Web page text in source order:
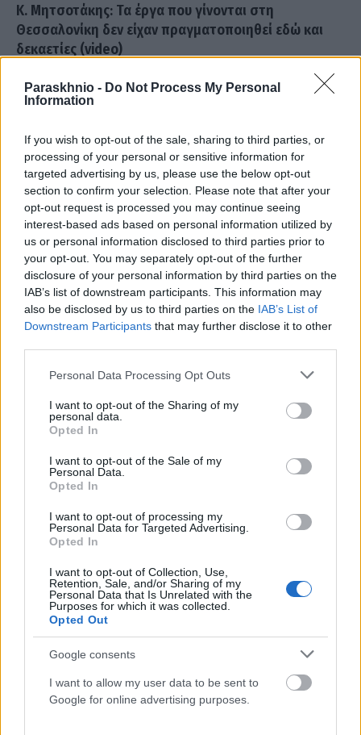
Paraskhnio - Do Not Process My Personal
Information
If you wish to opt-out of the sale, sharing to third parties, or
processing of your personal or sensitive information for
targeted advertising by us, please use the below opt-out
section to confirm your selection. Please note that after your
opt-out request is processed you may continue seeing
interest-based ads based on personal information utilized by
us or personal information disclosed to third parties prior to
your opt-out. You may separately opt-out of the further
disclosure of your personal information by third parties on the
IAB’s list of downstream participants. This information may
also be disclosed by us to third parties on the IAB’s List of
Downstream Participants that may further disclose it to other
Please note that this website/app uses one or more Google
not limited to your visit or usage behaviour. You may click to
grant or deny consent to Google and its third-party tags to
use your data for below specified purposes in below Google
consent section.
Personal Data Processing Opt Outs
I want to opt-out of the Sharing of my
personal data.
Opted In
I want to opt-out of the Sale of my
Personal Data.
Opted In
I want to opt-out of processing my
Personal Data for Targeted Advertising.
Opted In
I want to opt-out of Collection, Use,
Retention, Sale, and/or Sharing of my
Personal Data that Is Unrelated with the
Purposes for which it was collected.
Opted Out
Google consents
I want to allow my user data to be sent to
Google for online advertising purposes.
Κ. Μητσοτάκης: Τα έργα που γίνονται στη
Θεσσαλονίκη δεν είχαν πραγματοποιηθεί εδώ και
δεκαετίες (video)
Σε εκδήλωση για την παρουσίαση των έργων που γίνονται ή
Σε αυτή τη…
στην Πυροσβεστική: Ο σχεδιασμός αποδίδει (video)
ΑΝΑΡΤΗΘΗΚΕ ΑΠΟ ΕΛΕΑΝΑ ΖΑΜΠΑΡΑ
Το πρωί της Παρασκευής (18/7) ο πρωθυπουργός, Κυριάκος
Μητσοτάκης, παραβρέθηκε στην τελετή παράδοσης 164 νέων